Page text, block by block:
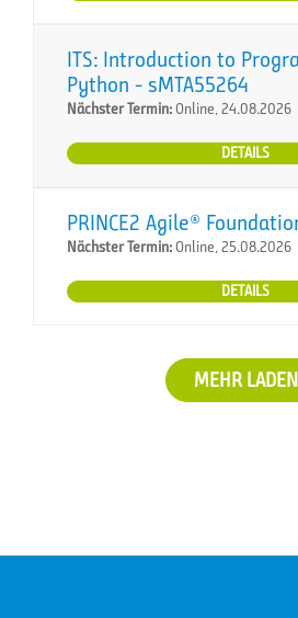
ITS: Introduction to
Python - sMTA55264
Nächster Termin:Online, 24.08.2026
DETAILS
PRINCE2 Agile®
Nächster Termin:Online, 25.08.2026
DETAILS
MEHR LADEN